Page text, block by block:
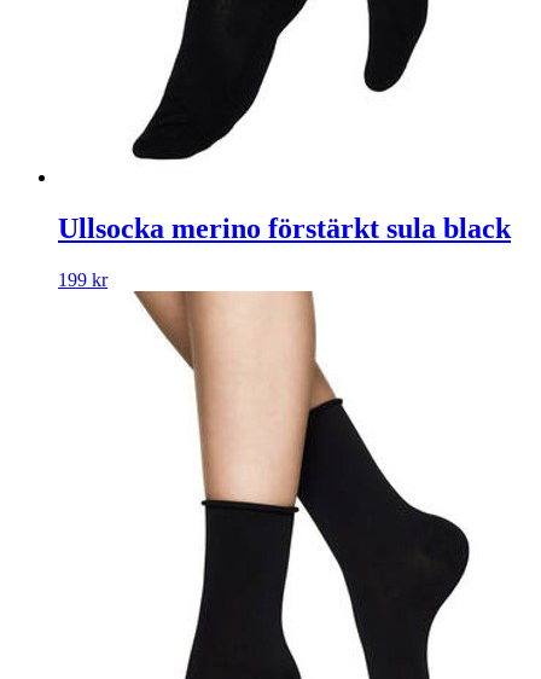
Ullsocka merino förstärkt sula black
199 kr